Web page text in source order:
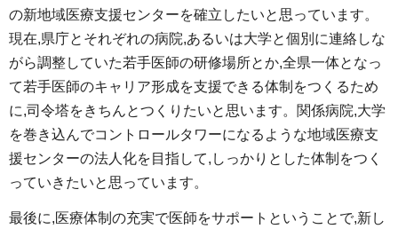
の新地域医療支援センターを確立したいと思っています。
現在,県庁とそれぞれの病院,あるいは大学と個別に連絡しな
がら調整していた若手医師の研修場所とか,全県一体となっ
て若手医師のキャリア形成を支援できる体制をつくるため
に,司令塔をきちんとつくりたいと思います。関係病院,大学
を巻き込んでコントロールタワーになるような地域医療支
援センターの法人化を目指して,しっかりとした体制をつく
っていきたいと思っています。
最後に,医療体制の充実で医師をサポートということで,新し